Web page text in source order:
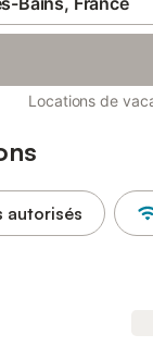
Locations de
autorisés